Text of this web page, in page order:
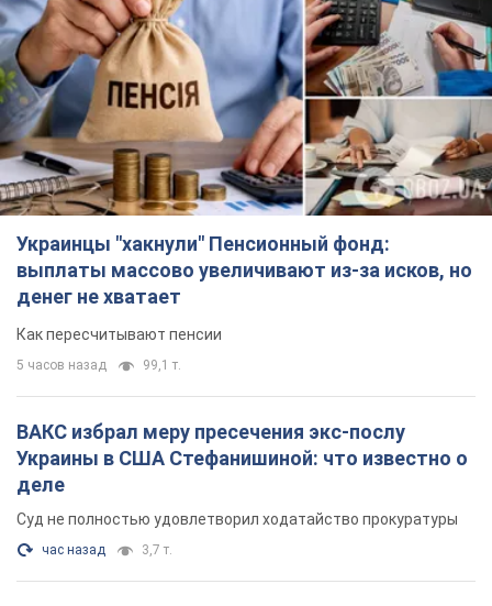
Украинцы "хакнули" Пенсионный фонд:
выплаты массово увеличивают из-за исков, но
денег не хватает
Как пересчитывают пенсии
5 часов назад 99,1 т.
ВАКС избрал меру пресечения экс-послу
Украины в США Стефанишиной: что известно о
деле
Суд не полностью удовлетворил ходатайство прокуратуры
час назад 3,7 т.
Россия атаковала судно под флагом Гвинеи-
Бисау в Чёрном море: есть погибший и
пострадавшие
Сухогруз был гражданским и перевозил украинскую пшеницу
2 часа назад 1,0 т.